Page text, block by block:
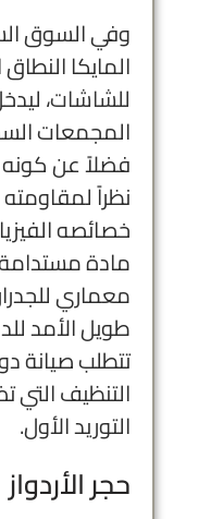
وفي السوق
المايكا
للشاشات،
المجمعات
فضلاً عن كونه
نظراً لمقاومته
خصائصه
مادة
معماري
طويل الأمد
تتطلب صيانة
التنظيف
التوريد الأول.
حجر الأردواز